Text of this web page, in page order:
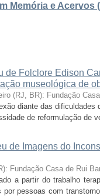
Memória e Acervos
de Folclore Edison
museológica de
(RJ, BR): Fundação
diante das
de reformulação de
de Imagens do
Fundação Casa de Rui
a partir do trabalho
pessoas com